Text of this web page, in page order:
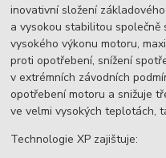
inovativní složení
a vysokou stabilitou
vysokého výkonu motoru,
proti opotřebení, snížení
v extrémních závodních
opotřebení motoru a snižuje
ve velmi vysokých teplotách,
Technologie XP zajištuje: